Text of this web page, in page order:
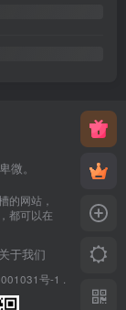
微。
的网站，
都可以在
关于我们
号-1